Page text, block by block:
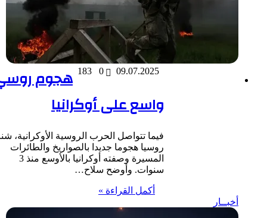
09.07.2025
0
183
هجوم روسي
واسع على أوكرانيا
فيما تتواصل الحرب الروسية الأوكرانية، شنت
روسيا هجوما جديدا بالصواريخ والطائرات
المسيرة وصفته أوكرانيا بالأوسع منذ 3
سنوات. وأوضح سلاح…
أكمل القراءة »
أخبــار